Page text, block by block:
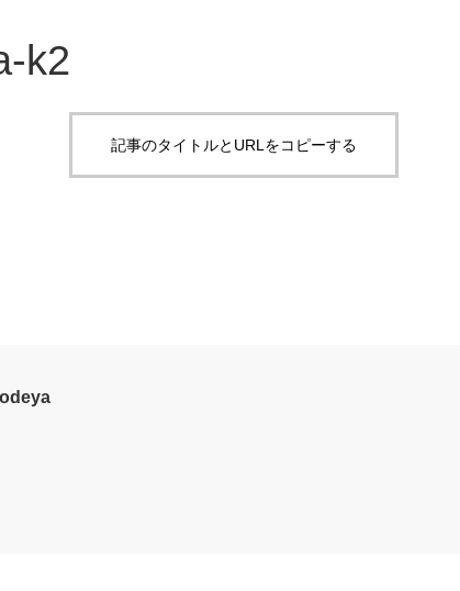
k2
記事のタイトルとURLをコピーする